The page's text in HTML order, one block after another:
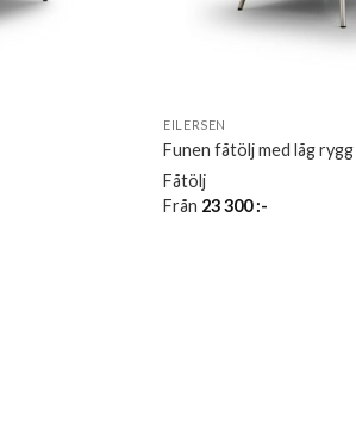
EILERSEN
Funen fåtölj med låg rygg
Fåtölj
Från 23 300:-